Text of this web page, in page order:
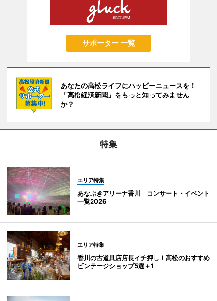
サポーター 一覧
あなたの高松ライフにハッピーニュースを！
「高松経済新聞」をもっと知ってみません
か？
特集
エリア特集
あなぶきアリーナ香川 コンサート・イベント
一覧2026
エリア特集
香川の古道具店店長イチ押し！高松のおすすめ
ビンテージショップ5選＋1